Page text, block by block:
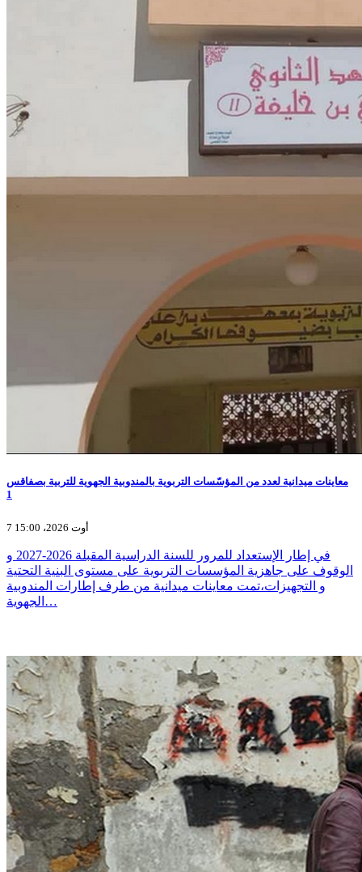
معاينات ميدانية لعدد من المؤسّسات التربوية بالمندوبية الجهوية للتربية بصفاقس
1
7 أوت 2026، 15:00
في إطار الإستعداد للمرور للسنة الدراسية المقبلة 2026-2027 و
الوقوف على جاهزية المؤسسات التربوية على مستوى البنية التحتية
و التجهيزات،تمت معاينات ميدانية من طرف إطارات المندوبية
الجهوية…